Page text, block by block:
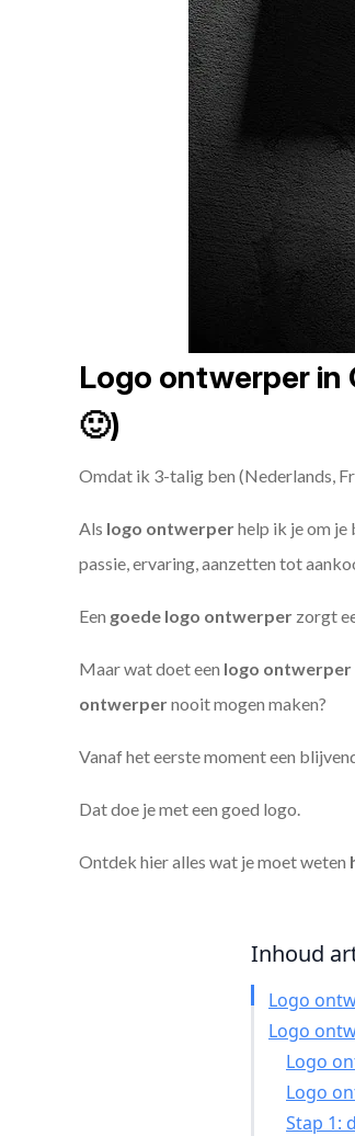
Logo ontwerper in
🙂)
Omdat ik 3-talig ben (Nederlands,
Als logo ontwerperhelp ik je om
passie, ervaring, aanzetten tot
Een goede logo ontwerper zorgt
Maar wat doet een logo ontwerper
ontwerpernooit mogen maken?
Vanaf het eerste moment een
Dat doe je met een goed logo.
Ontdek hier alles wat je moet weten
Inhoud
Logo
Logo
Logo
Logo
Stap 1: